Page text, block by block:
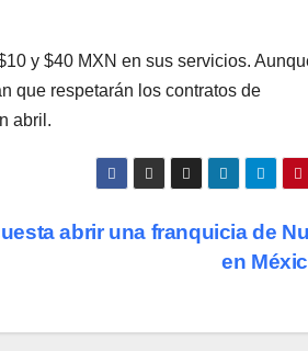
y $40 MXN en sus servicios.
que respetarán los contratos de
abril.
abrir una franquicia de
en